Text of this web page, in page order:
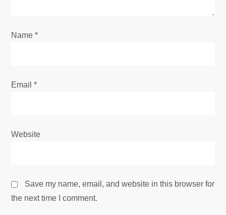
Name*
Email*
Website
Save my name, email, and website in this browser for
the next time I comment.